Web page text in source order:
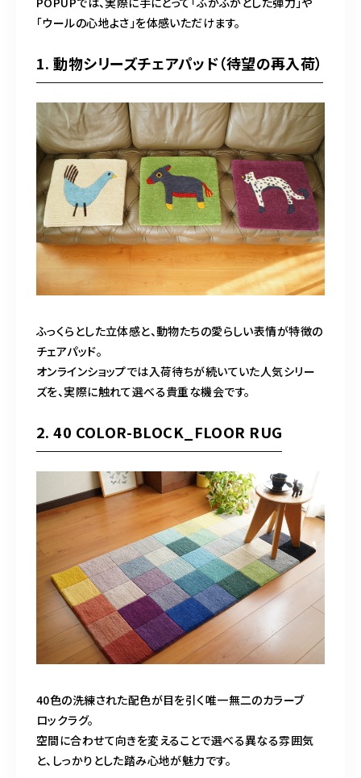
「ウールの心地よさ」を体感いただけます。
1. 動物シリーズチェアパッド（待望の再入荷）
ふっくらとした立体感と、動物たちの愛らしい表情が特徴の
チェアパッド。
オンラインショップでは入荷待ちが続いていた人気シリー
ズを、実際に触れて選べる貴重な機会です。
2. 40 COLOR-BLOCK_FLOOR RUG
40色の洗練された配色が目を引く唯一無二のカラーブ
ロックラグ。
空間に合わせて向きを変えることで選べる異なる雰囲気
と、しっかりとした踏み心地が魅力です。